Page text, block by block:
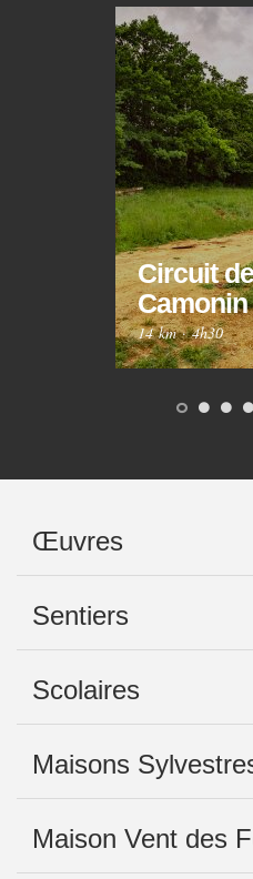
Circuit
Camonin
14 km·4h30
Œuvres
Sentiers
Scolaires
Maisons
Maison Vent des